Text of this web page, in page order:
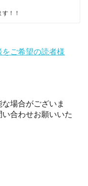
！！
ご希望の読者様
場合がございま
合わせお願いいた